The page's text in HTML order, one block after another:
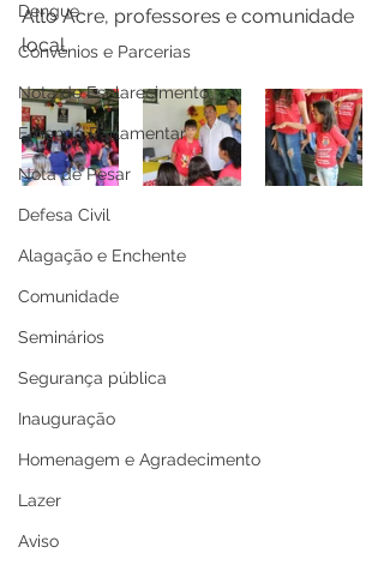
Dengue
Convênios e Parcerias
Nota de Esclarecimento
Emenda Parlamentar
Nota de Pesar
Defesa Civil
Alagação e Enchente
Comunidade
Seminários
Segurança pública
Inauguração
Homenagem e Agradecimento
Lazer
Aviso
Alto Acre, professores e comunidade
local.